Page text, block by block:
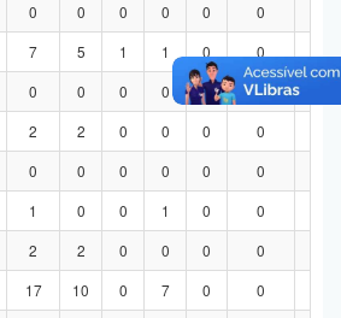
0 0 0 0 0 0
7 5 1 1 0 0
0 0 0 0 0 0
2 2 0 0 0 0
0 0 0 0 0 0
1 0 0 1 0 0
2 2 0 0 0 0
17 10 0 7 0 0